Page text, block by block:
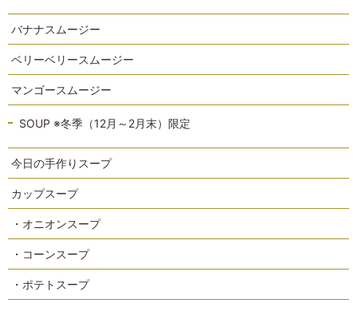
バナナスムージー
ベリーベリースムージー
マンゴースムージー
SOUP ※冬季（12月～2月末）限定
今日の手作りスープ
カップスープ
・オニオンスープ
・コーンスープ
・ポテトスープ